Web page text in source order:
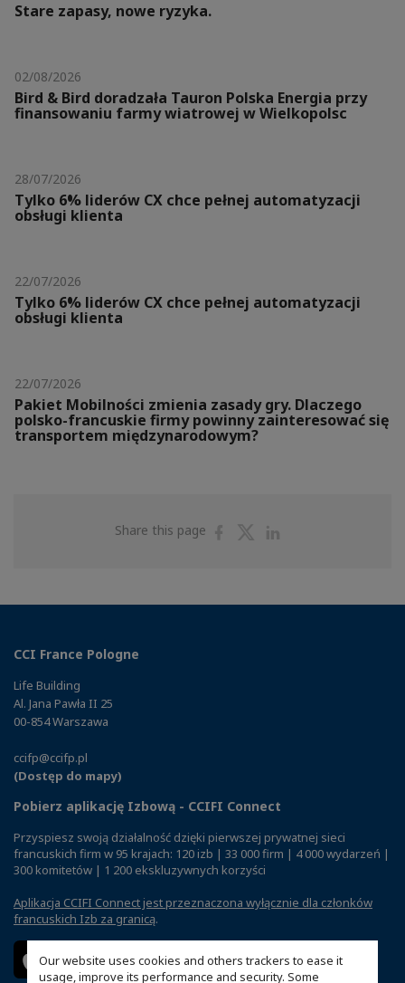
Our website uses cookies and others trackers to ease it
usage, improve its performance and security. Some
Stare zapasy, nowe ryzyka.
02/08/2026
Bird & Bird doradzała Tauron Polska Energia przy
finansowaniu farmy wiatrowej w Wielkopolsc
28/07/2026
Tylko 6% liderów CX chce pełnej automatyzacji
obsługi klienta
22/07/2026
Tylko 6% liderów CX chce pełnej automatyzacji
obsługi klienta
22/07/2026
Pakiet Mobilności zmienia zasady gry. Dlaczego
polsko-francuskie firmy powinny zainteresować się
transportem międzynarodowym?
Share this page
ShareShare
CCI France Pologne
Life Building
Al. Jana Pawła II 25
00-854 Warszawa
ccifp@ccifp.pl
(Dostęp do mapy)
Pobierz aplikację Izbową - CCIFI Connect
Przyspiesz swoją działalność dzięki pierwszej prywatnej sieci
francuskich firm w 95 krajach: 120 izb | 33 000 firm | 4 000 wydarzeń |
300 komitetów | 1 200 ekskluzywnych korzyści
Aplikacja CCIFI Connect jest przeznaczona wyłącznie dla członków
francuskich Izb za granicą.